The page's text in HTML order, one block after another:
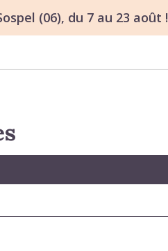
(06), du 7 au 23 août !